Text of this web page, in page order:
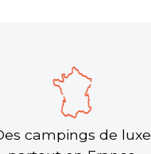
campings de luxe